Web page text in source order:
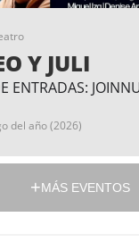
Y JULI
ENTRADAS:
del año (2026)
MÁS EVENTOS